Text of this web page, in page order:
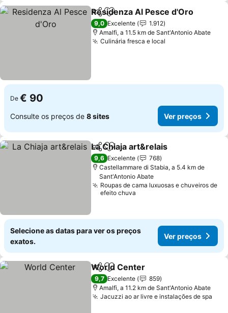
PartilharAdicionar aos favoritos
Residenza Al Pesce d'Oro
9,0 Excelente
1.912
Amalfi, a 11.5 km de Sant'Antonio Abate
Culinária fresca e local
De € 90
Consulte os preços de 8 sites Ver preços
PartilharAdicionar aos favoritos
La Chiaja art&relais
9,6 Excelente
768
Castellammare di Stabia, a 5.4 km de
Sant'Antonio Abate
Roupas de cama luxuosas e chuveiros de
efeito chuva
Selecione as datas para ver os preços
exatos.
Ver preços
PartilharAdicionar aos favoritos
World Center
9,7 Excelente
859
Amalfi, a 11.2 km de Sant'Antonio Abate
Jacuzzi ao ar livre e instalações de spa